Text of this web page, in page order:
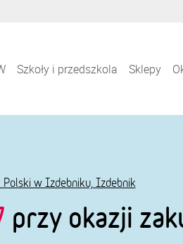
Szkoły i przedszkola Sklepy
Polski w Izdebniku, Izdebnik
przy okazji